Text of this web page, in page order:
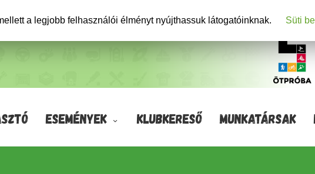
ESEMÉNYEK KLUBKERESŐ MUNKATÁRSAK
a legjobb felhasználói élményt nyújthassuk látogatóinknak. Süti